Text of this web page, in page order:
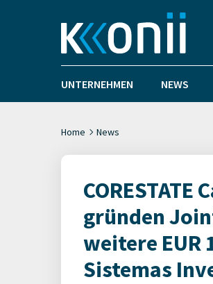
UNTERNEHMEN NEWS
Home News
gründen
weitere EUR
Sistemas